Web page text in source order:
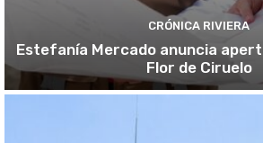
CRÓNICA RIVIERA
Estefanía Mercado anuncia
Flor de Ciruelo